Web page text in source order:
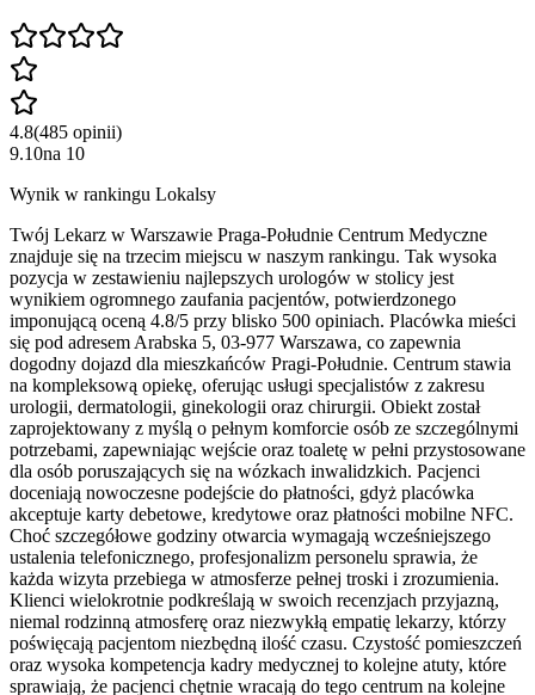
4.8(485 opinii)
9.10na 10
Wynik w rankingu Lokalsy
Twój Lekarz w Warszawie Praga-Południe Centrum Medyczne
znajduje się na trzecim miejscu w naszym rankingu. Tak wysoka
pozycja w zestawieniu najlepszych urologów w stolicy jest
wynikiem ogromnego zaufania pacjentów, potwierdzonego
imponującą oceną 4.8/5 przy blisko 500 opiniach. Placówka mieści
się pod adresem Arabska 5, 03-977 Warszawa, co zapewnia
dogodny dojazd dla mieszkańców Pragi-Południe. Centrum stawia
na kompleksową opiekę, oferując usługi specjalistów z zakresu
urologii, dermatologii, ginekologii oraz chirurgii. Obiekt został
zaprojektowany z myślą o pełnym komforcie osób ze szczególnymi
potrzebami, zapewniając wejście oraz toaletę w pełni przystosowane
dla osób poruszających się na wózkach inwalidzkich. Pacjenci
doceniają nowoczesne podejście do płatności, gdyż placówka
akceptuje karty debetowe, kredytowe oraz płatności mobilne NFC.
Choć szczegółowe godziny otwarcia wymagają wcześniejszego
ustalenia telefonicznego, profesjonalizm personelu sprawia, że
każda wizyta przebiega w atmosferze pełnej troski i zrozumienia.
Klienci wielokrotnie podkreślają w swoich recenzjach przyjazną,
niemal rodzinną atmosferę oraz niezwykłą empatię lekarzy, którzy
poświęcają pacjentom niezbędną ilość czasu. Czystość pomieszczeń
oraz wysoka kompetencja kadry medycznej to kolejne atuty, które
sprawiają, że pacjenci chętnie wracają do tego centrum na kolejne